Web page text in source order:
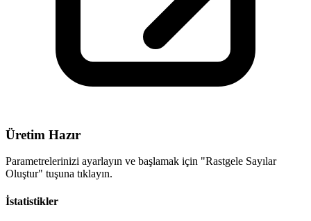
Üretim Hazır
Parametrelerinizi ayarlayın ve başlamak için "Rastgele Sayılar
Oluştur" tuşuna tıklayın.
İstatistikler